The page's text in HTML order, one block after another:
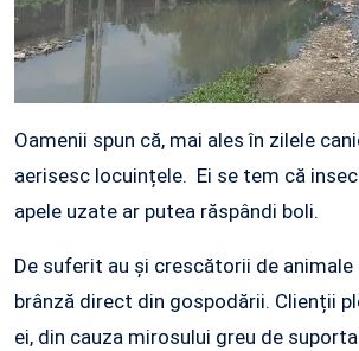
Oamenii spun că, mai ales în zilele
aerisesc locuințele. Ei se tem că
apele uzate ar putea răspândi boli.
De suferit au și crescătorii de animale
brânză direct din gospodării. Clienții
ei, din cauza mirosului greu de